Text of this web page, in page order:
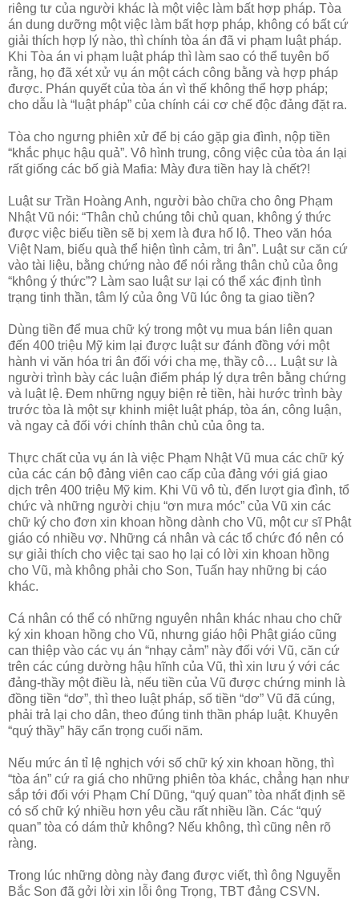
riêng tư của người khác là một việc làm bất hợp pháp. Tòa
án dung dưỡng một việc làm bất hợp pháp, không có bất cứ
giải thích hợp lý nào, thì chính tòa án đã vi phạm luật pháp.
Khi Tòa án vi phạm luật pháp thì làm sao có thể tuyên bố
rằng, họ đã xét xử vụ án một cách công bằng và hợp pháp
được. Phán quyết của tòa án vì thế không thể hợp pháp;
cho dẫu là “luật pháp” của chính cái cơ chế độc đảng đặt ra.
Tòa cho ngưng phiên xử để bị cáo gặp gia đình, nộp tiền
“khắc phục hậu quả”. Vô hình trung, công việc của tòa án lại
rất giống các bố già Mafia: Mày đưa tiền hay là chết?!
Luật sư Trần Hoàng Anh, người bào chữa cho ông Phạm
Nhật Vũ nói: “Thân chủ chúng tôi chủ quan, không ý thức
được việc biếu tiền sẽ bị xem là đưa hố lộ. Theo văn hóa
Việt Nam, biếu quà thể hiện tình cảm, tri ân”. Luật sư căn cứ
vào tài liệu, bằng chứng nào để nói rằng thân chủ của ông
“không ý thức”? Làm sao luật sư lại có thể xác định tình
trạng tinh thần, tâm lý của ông Vũ lúc ông ta giao tiền?
Dùng tiền để mua chữ ký trong một vụ mua bán liên quan
đến 400 triệu Mỹ kim lại được luật sư đánh đồng với một
hành vi văn hóa tri ân đối với cha mẹ, thầy cô… Luật sư là
người trình bày các luận điểm pháp lý dựa trên bằng chứng
và luật lệ. Đem những ngụy biện rẻ tiền, hài hước trình bày
trước tòa là một sự khinh miệt luật pháp, tòa án, công luận,
và ngay cả đối với chính thân chủ của ông ta.
Thực chất của vụ án là việc Phạm Nhật Vũ mua các chữ ký
của các cán bộ đảng viên cao cấp của đảng với giá giao
dịch trên 400 triệu Mỹ kim. Khi Vũ vô tù, đến lượt gia đình, tổ
chức và những người chịu “ơn mưa móc” của Vũ xin các
chữ ký cho đơn xin khoan hồng dành cho Vũ, một cư sĩ Phật
giáo có nhiều vợ. Những cá nhân và các tổ chức đó nên có
sự giải thích cho việc tại sao họ lại có lời xin khoan hồng
cho Vũ, mà không phải cho Son, Tuấn hay những bị cáo
khác.
Cá nhân có thể có những nguyên nhân khác nhau cho chữ
ký xin khoan hồng cho Vũ, nhưng giáo hội Phật giáo cũng
can thiệp vào các vụ án “nhạy cảm” này đối với Vũ, căn cứ
trên các cúng dường hậu hĩnh của Vũ, thì xin lưu ý với các
đảng-thầy một điều là, nếu tiền của Vũ được chứng minh là
đồng tiền “dơ”, thì theo luật pháp, số tiền “dơ” Vũ đã cúng,
phải trả lại cho dân, theo đúng tinh thần pháp luật. Khuyên
“quý thầy” hãy cẩn trọng cuối năm.
Nếu mức án tỉ lệ nghịch với số chữ ký xin khoan hồng, thì
“tòa án” cứ ra giá cho những phiên tòa khác, chẳng hạn như
sắp tới đối với Phạm Chí Dũng, “quý quan” tòa nhất định sẽ
có số chữ ký nhiều hơn yêu cầu rất nhiều lần. Các “quý
quan” tòa có dám thử không? Nếu không, thì cũng nên rõ
ràng.
Trong lúc những dòng này đang được viết, thì ông Nguyễn
Bắc Son đã gởi lời xin lỗi ông Trọng, TBT đảng CSVN.